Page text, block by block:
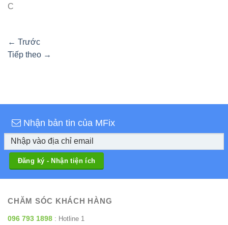
C
← Trước
Tiếp theo →
Nhận bản tin của MFix
CHĂM SÓC KHÁCH HÀNG
096 793 1898 : Hotline 1